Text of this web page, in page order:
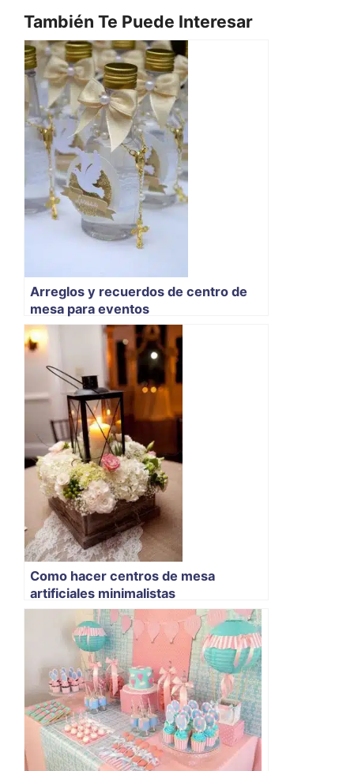
También Te Puede Interesar
Arreglos y recuerdos de centro de
mesa para eventos
Como hacer centros de mesa
artificiales minimalistas